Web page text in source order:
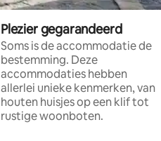
Plezier gegarandeerd
Soms is de accommodatie de
bestemming. Deze
accommodaties hebben
allerlei unieke kenmerken, van
houten huisjes op een klif tot
rustige woonboten.